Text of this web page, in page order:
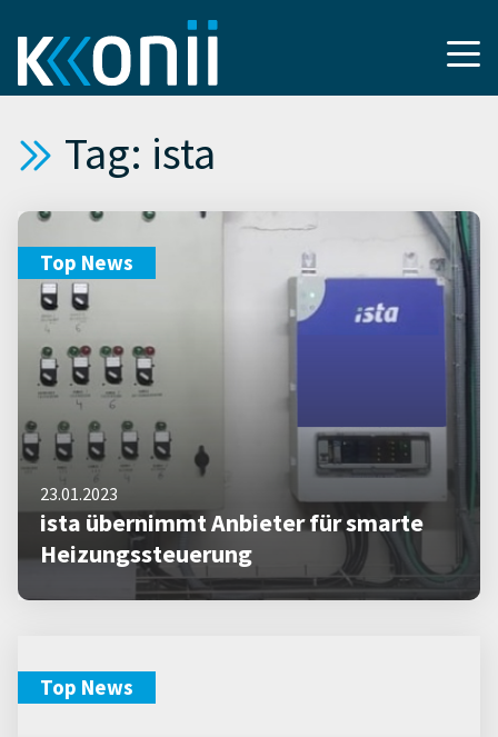
Tag: ista
Top News
23.01.2023
ista übernimmt Anbieter für smarte
Heizungssteuerung
Top News